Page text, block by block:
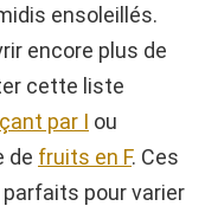
ensoleillés.
encore plus de
cette liste
par I ou
de fruits en F. Ces
pour varier